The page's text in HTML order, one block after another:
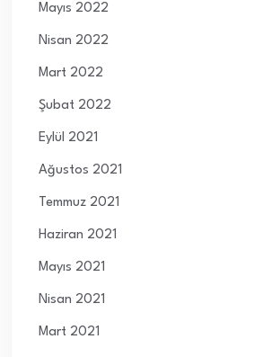
Mayıs 2022
Nisan 2022
Mart 2022
Şubat 2022
Eylül 2021
Ağustos 2021
Temmuz 2021
Haziran 2021
Mayıs 2021
Nisan 2021
Mart 2021